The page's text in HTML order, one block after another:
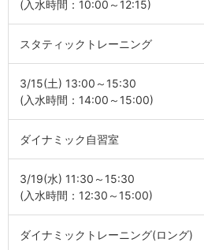
(入水時間：10:00～12:15)
スタティックトレーニング
3/15(土) 13:00～15:30
(入水時間：14:00～15:00)
ダイナミック自習室
3/19(水) 11:30～15:30
(入水時間：12:30～15:00)
ダイナミックトレーニング(ロング)